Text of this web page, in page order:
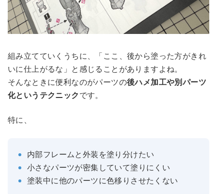
組み立てていくうちに、「ここ、後から塗った方がきれ
いに仕上がるな」と感じることがありますよね。
そんなときに便利なのがパーツの後ハメ加工や別パーツ
化というテクニック です。
特に、
内部フレームと外装を塗り分けたい
小さなパーツが密集していて塗りにくい
塗装中に他のパーツに色移りさせたくない